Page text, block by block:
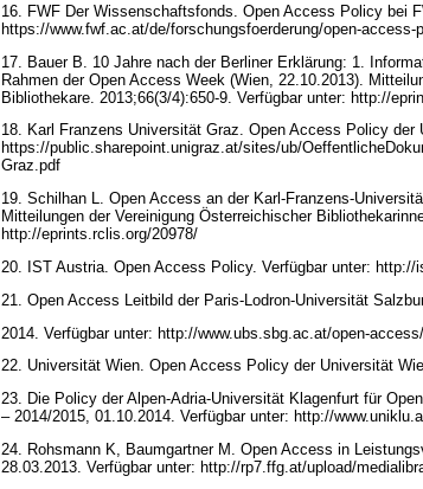
16. FWF Der Wissenschaftsfonds. Open Access Policy bei
https://www.fwf.ac.at/de/forschungsfoerderung/open-access-
17. Bauer B. 10 Jahre nach der Berliner Erklärung: 1.
Rahmen der Open Access Week (Wien, 22.10.2013).
Bibliothekare. 2013;66(3/4):650-9. Verfügbar unter: http://
18. Karl Franzens Universität Graz. Open Access Policy der
https://public.sharepoint.unigraz.at/sites/ub/
Graz.pdf
19. Schilhan L. Open Access an der Karl-Franzens-
Mitteilungen der Vereinigung Österreichischer
http://eprints.rclis.org/20978/
20. IST Austria. Open Access Policy. Verfügbar unter:
21. Open Access Leitbild der Paris-Lodron-Universität
2014. Verfügbar unter: http://www.ubs.sbg.ac.at/open-
22. Universität Wien. Open Access Policy der Universität
23. Die Policy der Alpen-Adria-Universität Klagenfurt für
– 2014/2015, 01.10.2014. Verfügbar unter: http://
24. Rohsmann K, Baumgartner M. Open Access in
28.03.2013. Verfügbar unter: http://rp7.ffg.at/upload/